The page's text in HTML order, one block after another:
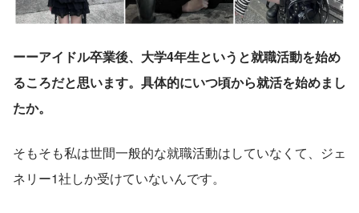
ーーアイドル卒業後、大学4年生というと就職活動を始め
るころだと思います。具体的にいつ頃から就活を始めまし
たか。
そもそも私は世間一般的な就職活動はしていなくて、ジェ
ネリー1社しか受けていないんです。